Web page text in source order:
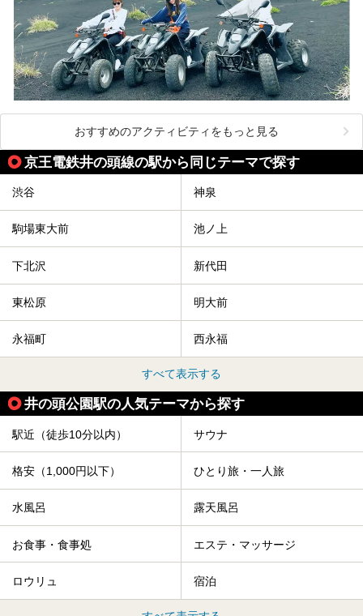
おすすめのアクティビティをもっと見る
京王電鉄井の頭線の駅から同じテーマで探す
渋谷 神泉
駒場東大前 池ノ上
下北沢 新代田
東松原 明大前
永福町 西永福
すべて表示する
井の頭公園駅の人気テーマから探す
駅近（徒歩10分以内） サウナ
格安（1,000円以下） ひとり旅・一人旅
水風呂 露天風呂
お食事・食事処 エステ・マッサージ
ロウリュ 宿泊